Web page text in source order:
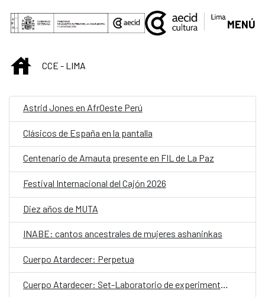
Saltar al contenido principal
MENÚ
INICIOCCE - LIMA
Astrid Jones en AfrOeste Perú
Clásicos de España en la pantalla
Centenario de Amauta presente en FIL de La Paz
Festival Internacional del Cajón 2026
Diez años de MUTA
INABE: cantos ancestrales de mujeres ashaninkas
Cuerpo Atardecer: Perpetua